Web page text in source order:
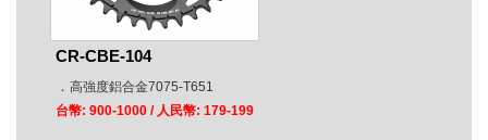
CR-CBE-104
． 高強度鋁合金7075-T651
台幣: 900-1000 / 人民幣: 179-199